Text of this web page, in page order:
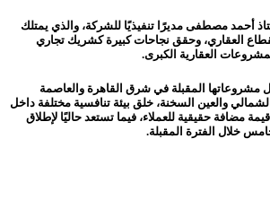
أحمد مصطفى مديرًا تنفيذيًا للشركة، والذي يمتلك
عامًا في القطاع العقاري، وحقق نجاحات كبيرة كشريك تجاري
العقارية الكبرى.
المقبلة في شرق القاهرة والعاصمة
والعين السخنة، خلق بيئة تنافسية مختلفة داخل
مضافة حقيقية للعملاء، فيما تستعد حاليًا لإطلاق
خلال الفترة المقبلة.